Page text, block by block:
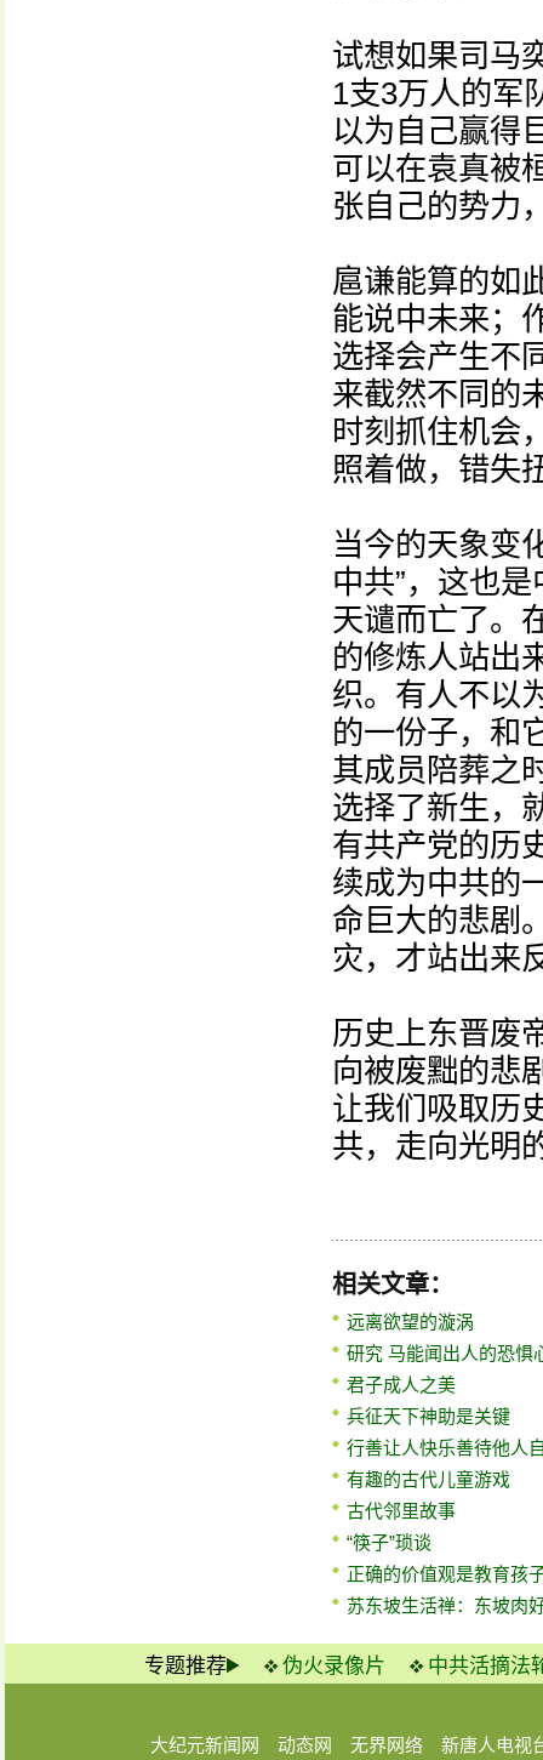
试想如果司马
1支3万人的军
以为自己赢得
可以在袁真被
张自己的势力
扈谦能算的如
能说中未来；
选择会产生不
来截然不同的
时刻抓住机会
照着做，错失
当今的天象变
中共”，这也
天谴而亡了。
的修炼人站出
织。有人不以
的一份子，和
其成员陪葬之
选择了新生，
有共产党的历
续成为中共的
命巨大的悲剧
灾，才站出来
历史上东晋废
向被废黜的悲
让我们吸取历
共，走向光明
相关文章：
远离欲望的漩涡
研究 马能闻出人的恐惧
君子成人之美
兵征天下神助是关键
行善让人快乐善待他人
有趣的古代儿童游戏
古代邻里故事
“筷子”琐谈
正确的价值观是教育孩
苏东坡生活禅：东坡肉
专题推荐 伪火录像片 中共活摘法
大纪元新闻网 动态网 无界网络 新唐人电视